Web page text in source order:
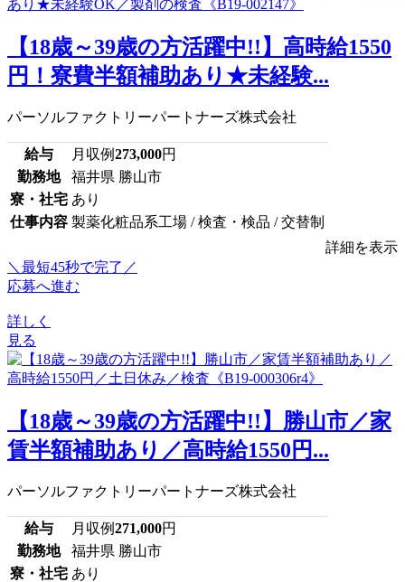
【18歳～39歳の方活躍中!!】高時給1550
円！寮費半額補助あり★未経験...
パーソルファクトリーパートナーズ株式会社
給与 月収例273,000円
勤務地
福井県 勝山市
寮・社宅 あり
仕事内容 製薬化粧品系工場 / 検査・検品 / 交替制
詳細を表示
＼最短45秒で完了／
応募へ進む
詳しく
見る
【18歳～39歳の方活躍中!!】勝山市／家
賃半額補助あり／高時給1550円...
パーソルファクトリーパートナーズ株式会社
給与 月収例271,000円
勤務地
福井県 勝山市
寮・社宅 あり